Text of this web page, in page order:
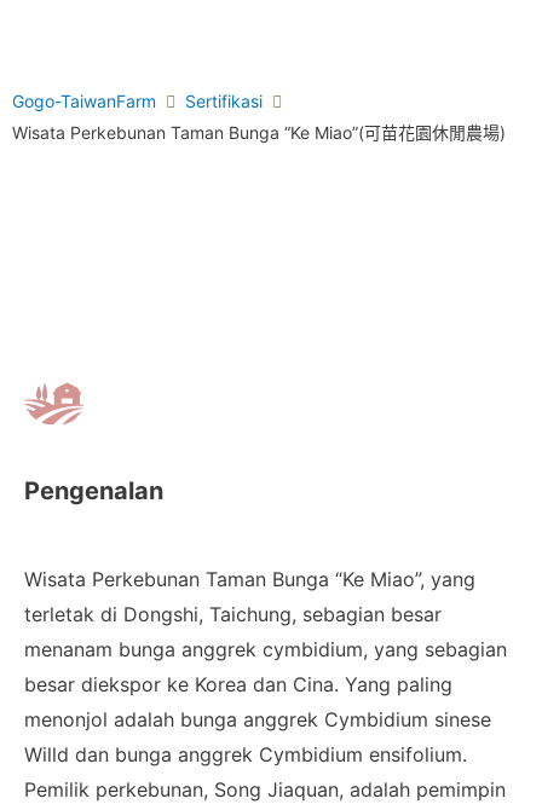
Gogo-TaiwanFarm
Sertifikasi
Wisata Perkebunan Taman Bunga “Ke Miao”(可苗花園休閒農場)
Pengenalan
Wisata Perkebunan Taman Bunga “Ke Miao”, yang
terletak di Dongshi, Taichung, sebagian besar
menanam bunga anggrek cymbidium, yang sebagian
besar diekspor ke Korea dan Cina. Yang paling
menonjol adalah bunga anggrek Cymbidium sinese
Willd dan bunga anggrek Cymbidium ensifolium.
Pemilik perkebunan, Song Jiaquan, adalah pemimpin